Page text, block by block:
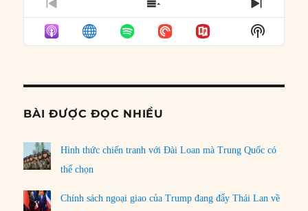
PREVIOUS
EPISODE
SHOW
EPISODES
LIST
NEXT
Show
Podcast
BÀI ĐƯỢC ĐỌC NHIỀU
Hình thức chiến tranh với Đài Loan mà Trung Quốc có
thể chọn
Chính sách ngoại giao của Trump đang đẩy Thái Lan về